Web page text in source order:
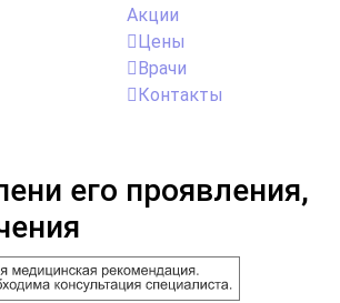
Акции
Цены
Врачи
Контакты
его проявления,